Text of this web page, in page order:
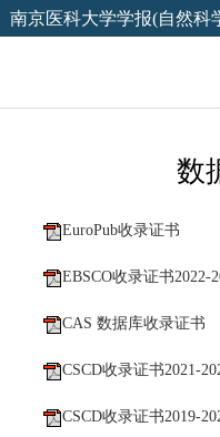
南京医科大学学报(自然科
数
EuroPub收录证书
EBSCO收录证书2022-
CAS 数据库收录证书
CSCD收录证书2021-
CSCD收录证书2019-